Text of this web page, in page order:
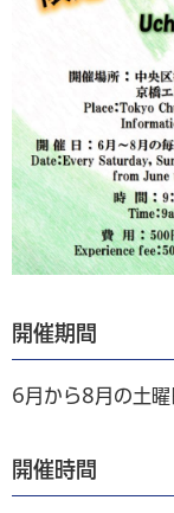
開催期間
6月から8月の土曜
開催時間